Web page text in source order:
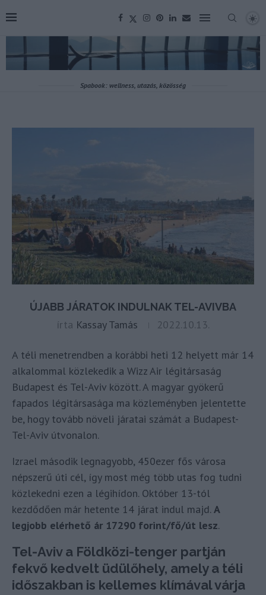
Spabook: wellness, utazás, közösség
ÚJABB JÁRATOK INDULNAK TEL-AVIVBA
írta Kassay Tamás 2022.10.13.
A téli menetrendben a korábbi heti 12 helyett már 14
alkalommal közlekedik a Wizz Air légitársaság
Budapest és Tel-Aviv között. A magyar gyökerű
fapados légitársasága ma közleményben jelentette
be, hogy tovább növeli járatai számát a Budapest-
Tel-Aviv útvonalon.
Izrael második legnagyobb, 450ezer fős városa
népszerű úti cél, így most még több utas fog tudni
közlekedni ezen a légihídon. Október 13-tól
kezdődően már hetente 14 járat indul majd. A
legjobb elérhető ár 17290 forint/fő/út lesz.
Tel-Aviv a Földközi-tenger partján
fekvő kedvelt üdülőhely, amely a téli
időszakban is kellemes klímával várja